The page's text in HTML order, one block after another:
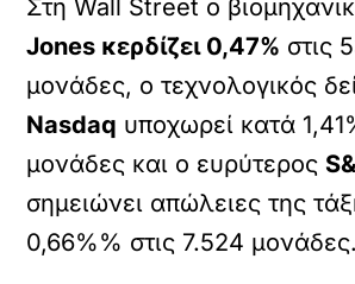
Στη Wall Street ο
Jones κερδίζει 0,47% στις
μονάδες, ο τεχνολογικός
Nasdaq υποχωρεί κατά
μονάδες και ο ευρύτερος
σημειώνει απώλειες της
0,66%% στις 7.524 μονάδες.